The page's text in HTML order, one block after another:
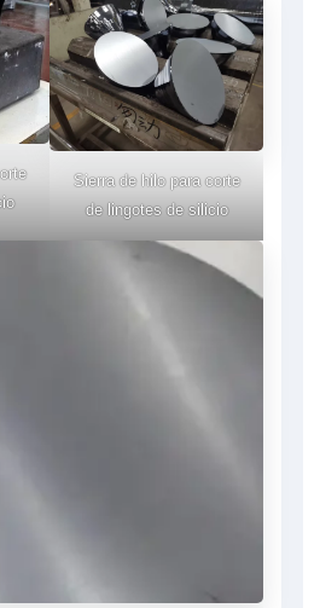
Sierra de hilo para corte
de lingotes de silicio